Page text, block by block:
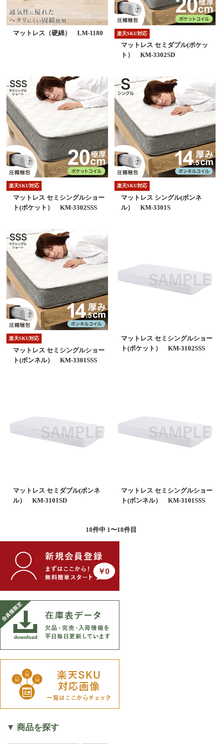
マットレス（硬綿） LM-1180 楽天SKU対応
マットレス セミダブル(ポケッ
ト） KM-3302SD
楽天SKU対応
マットレス セミシングルショー
ト(ポケット） KM-3302SSS
楽天SKU対応
マットレス シングル(ボンネ
ル） KM-3301S
楽天SKU対応
マットレス セミシングルショー
ト(ボンネル） KM-3301SSS
マットレス セミシングルショー
ト(ポケット） KM-3102SSS
マットレス セミダブル(ボンネ
ル） KM-3101SD
マットレス セミシングルショー
ト(ボンネル） KM-3101SSS
18件中 1〜18件目
▼ 商品を探す